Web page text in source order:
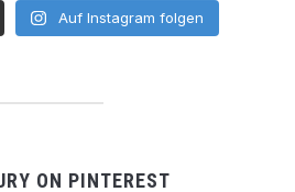
Auf Instagram folgen
ON PINTEREST